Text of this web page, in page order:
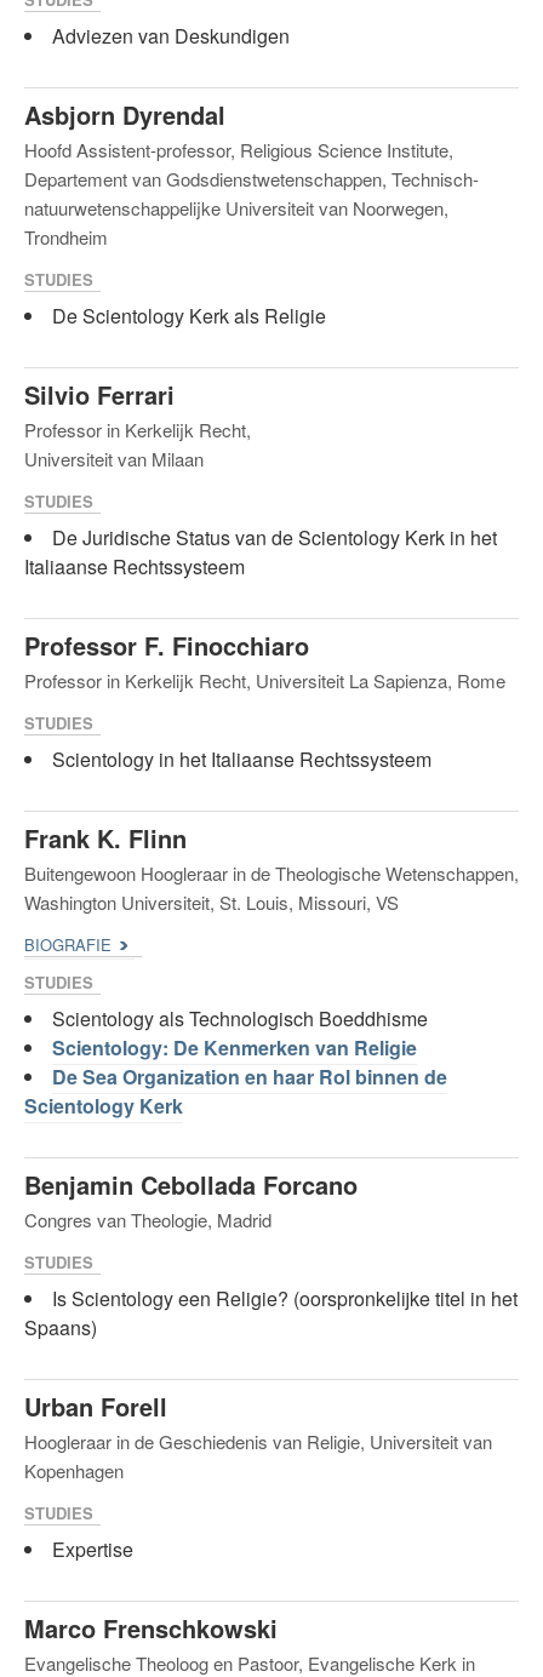
Adviezen van Deskundigen
Asbjorn Dyrendal
Hoofd Assistent-professor, Religious Science Institute,
Departement van Godsdienstwetenschappen, Technisch-
natuurwetenschappelijke Universiteit van Noorwegen,
Trondheim
STUDIES
De Scientology Kerk als Religie
Silvio Ferrari
Professor in Kerkelijk Recht,
Universiteit van Milaan
STUDIES
De Juridische Status van de Scientology Kerk in het
Italiaanse Rechtssysteem
Professor F. Finocchiaro
Professor in Kerkelijk Recht, Universiteit La Sapienza, Rome
STUDIES
Scientology in het Italiaanse Rechtssysteem
Frank K. Flinn
Buitengewoon Hoogleraar in de Theologische Wetenschappen,
Washington Universiteit, St. Louis, Missouri, VS
BIOGRAFIE
STUDIES
Scientology als Technologisch Boeddhisme
Scientology: De Kenmerken van Religie
De Sea Organization en haar Rol binnen de
Scientology Kerk
Benjamin Cebollada Forcano
Congres van Theologie, Madrid
STUDIES
Is Scientology een Religie? (oorspronkelijke titel in het
Spaans)
Urban Forell
Hoogleraar in de Geschiedenis van Religie, Universiteit van
Kopenhagen
STUDIES
Expertise
Marco Frenschkowski
Evangelische Theoloog en Pastoor, Evangelische Kerk in